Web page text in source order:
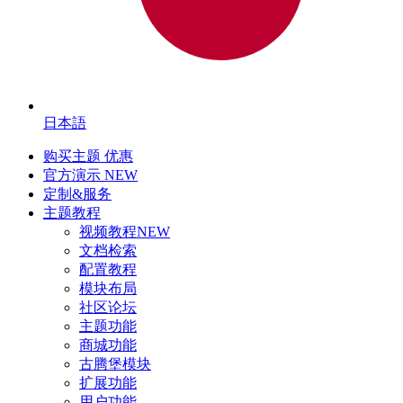
日本語
购买主题 优惠
官方演示 NEW
定制&服务
主题教程
视频教程NEW
文档检索
配置教程
模块布局
社区论坛
主题功能
商城功能
古腾堡模块
扩展功能